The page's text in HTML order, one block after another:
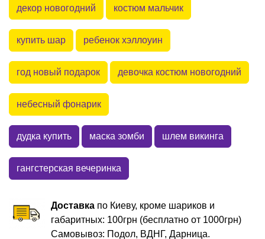
декор новогодний костюм мальчик
купить шар ребенок хэллоуин
год новый подарок девочка костюм новогодний
небесный фонарик
дудка купить маска зомби шлем викинга
гангстерская вечеринка
Доставка по Киеву, кроме шариков и
габаритных: 100грн (бесплатно от 1000грн)
Самовывоз: Подол, ВДНГ, Дарница.